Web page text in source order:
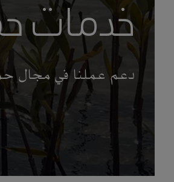
خدمات
دعم عملنا في مجال